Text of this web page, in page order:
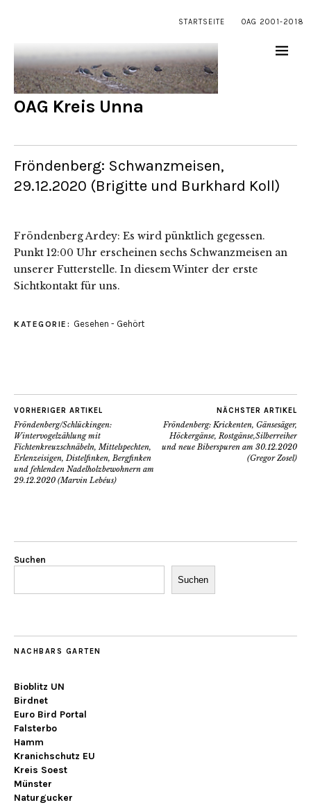
STARTSEITE OAG 2001-2018
OAG Kreis Unna
Fröndenberg: Schwanzmeisen,
29.12.2020 (Brigitte und Burkhard Koll)
Fröndenberg Ardey: Es wird pünktlich gegessen.
Punkt 12:00 Uhr erscheinen sechs Schwanzmeisen an
unserer Futterstelle. In diesem Winter der erste
Sichtkontakt für uns.
KATEGORIE: Gesehen - Gehört
VORHERIGER ARTIKEL
Fröndenberg/Schlückingen:
Wintervogelzählung mit
Fichtenkreuzschnäbeln, Mittelspechten,
Erlenzeisigen, Distelfinken, Bergfinken
und fehlenden Nadelholzbewohnern am
29.12.2020 (Marvin Lebéus)
NÄCHSTER ARTIKEL
Fröndenberg: Krickenten, Gänsesäger,
Höckergänse, Rostgänse,Silberreiher
und neue Biberspuren am 30.12.2020
(Gregor Zosel)
Suchen
Suchen
NACHBARS GARTEN
Bioblitz UN
Birdnet
Euro Bird Portal
Falsterbo
Hamm
Kranichschutz EU
Kreis Soest
Münster
Naturgucker